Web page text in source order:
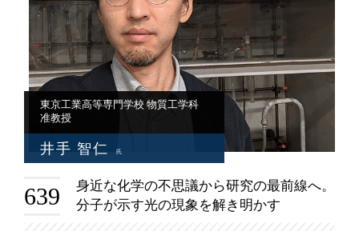
639
身近な化学の不思議から研究の最前線へ。
分子が示す光の現象を解き明かす
井手 智仁 氏
東京工業高等専門学校 物質工学科
准教授